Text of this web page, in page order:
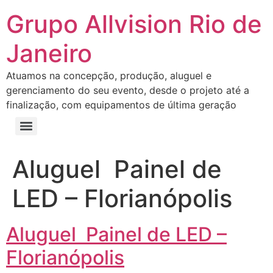
Grupo Allvision Rio de
Janeiro
Atuamos na concepção, produção, aluguel e
gerenciamento do seu evento, desde o projeto até a
finalização, com equipamentos de última geração
Aluguel Painel de
LED – Florianópolis
Aluguel Painel de LED –
Florianópolis